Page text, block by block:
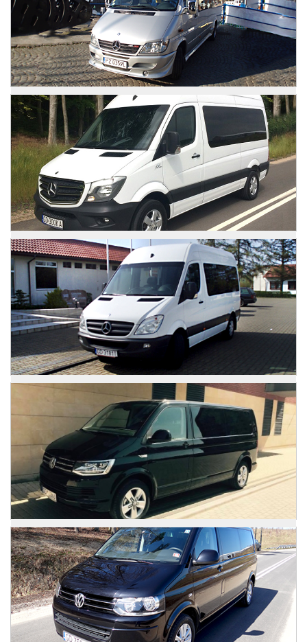
Mercedes Sprinter
Zdjęcia
Mercedes Sprinter
Zdjęcia
Mercedes Sprinter
Zdjęcia
VW Caravelle
Zdjęcia
Zdjęcia